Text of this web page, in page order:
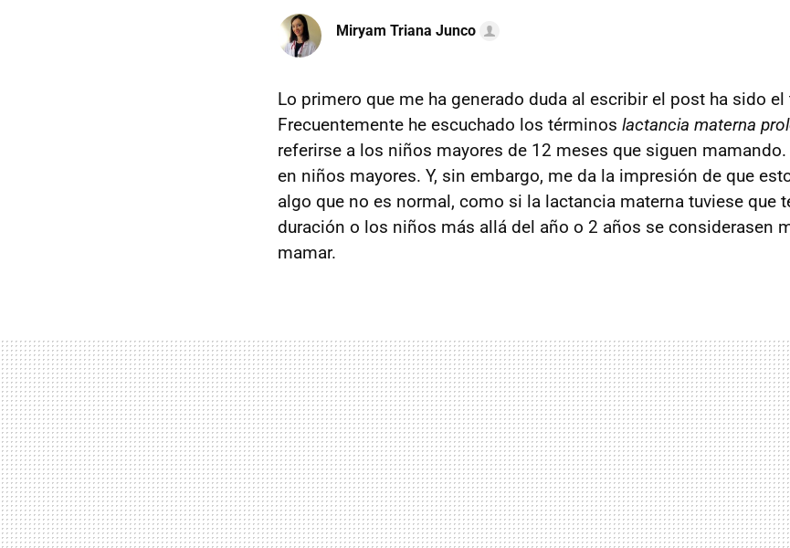
Miryam Triana Junco
Lo primero que me ha generado duda al escribir el post ha sido
Frecuentemente he escuchado los términos lactancia materna
referirse a los niños mayores de 12 meses que siguen
en niños mayores. Y, sin embargo, me da la impresión de que
algo que no es normal, como si la lactancia materna tuviese que
duración o los niños más allá del año o 2 años se considerasen
mamar.